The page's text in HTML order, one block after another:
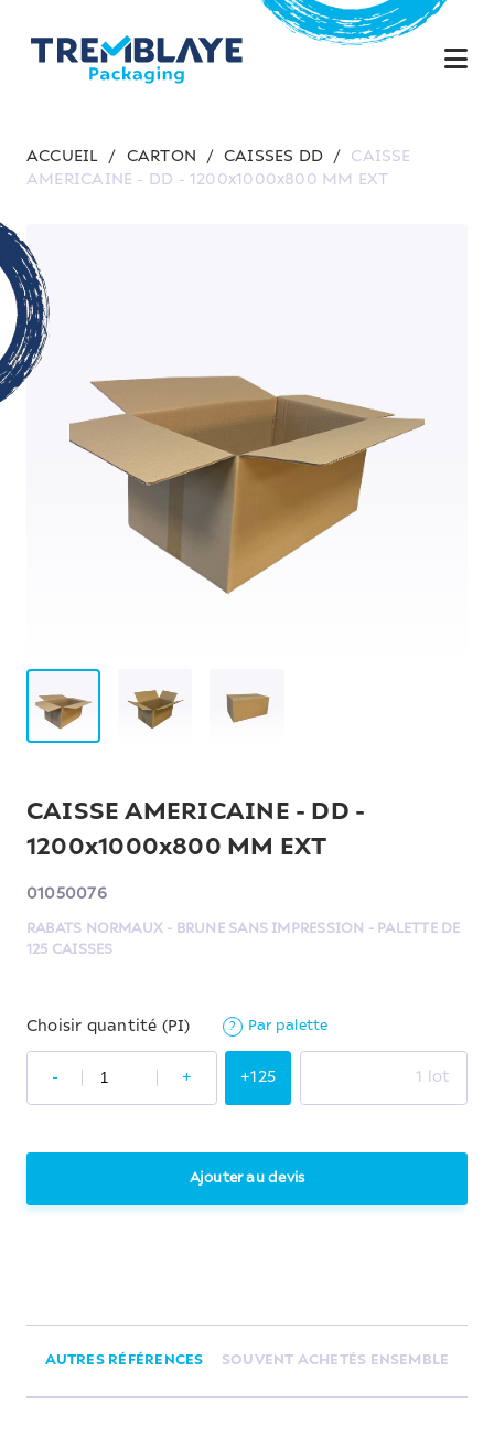
ACCUEIL / CARTON / CAISSES DD /
CAISSE
AMERICAINE - DD - 1200x1000x800 MM EXT
CAISSE AMERICAINE - DD -
1200x1000x800 MM EXT
01050076
RABATS NORMAUX - BRUNE SANS IMPRESSION - PALETTE DE
125 CAISSES
Choisir quantité (PI) ? Par palette
- + +125 1 lot
Ajouter au devis
AUTRES RÉFÉRENCES SOUVENT ACHETÉS ENSEMBLE